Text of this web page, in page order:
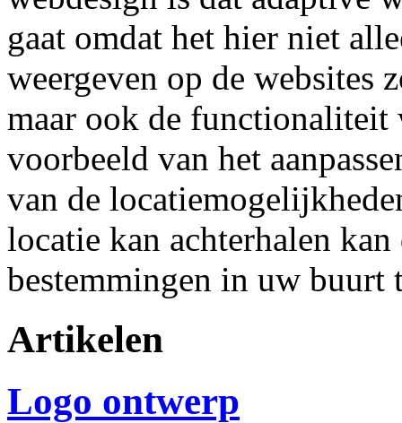
gaat omdat het hier niet
weergeven op de websites
maar ook de functionaliteit
voorbeeld van het
van de
locatie kan achterhalen
bestemmingen in uw
Artikelen
Logo ontwerp